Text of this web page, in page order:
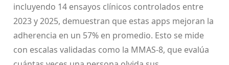
incluyendo 14 ensayos clínicos controlados entre
2023 y 2025, demuestran que estas apps mejoran la
adherencia en un 57% en promedio. Esto se mide
con escalas validadas como la MMAS-8, que evalúa